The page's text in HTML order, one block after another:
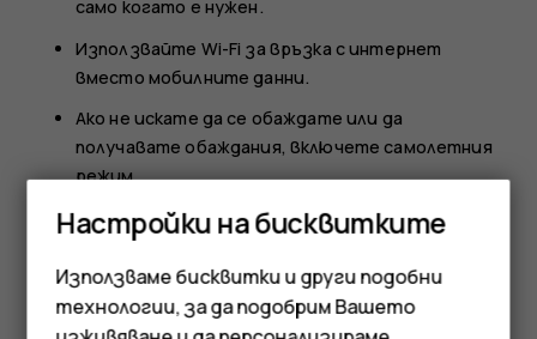
4G
(2024)
само когато е нужен.
Използвайте Wi-Fi за връзка с интернет
вместо мобилните данни.
Ако не искате да се обаждате или да
получавате обаждания, включете самолетния
режим.
Самолетният режим изключва всички връзки към
мобилните мрежи, както и безжичните функции на
устройството ви.
Настройки на бисквитките
Използваме бисквитки и други подобни
технологии, за да подобрим Вашето